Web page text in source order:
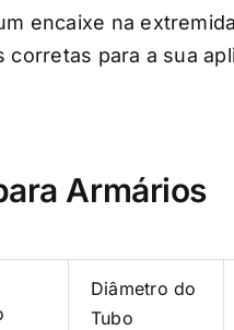
encaixe na
para a sua
Armários
Diâmetro do
Tubo